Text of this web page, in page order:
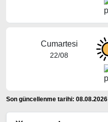
Cumartesi
22/08
Son güncellenme tarihi: 08.08.2026